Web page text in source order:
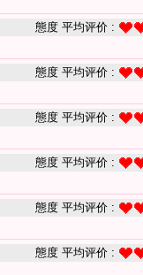
態度 平均评价 :
態度 平均评价 :
態度 平均评价 :
態度 平均评价 :
態度 平均评价 :
態度 平均评价 :